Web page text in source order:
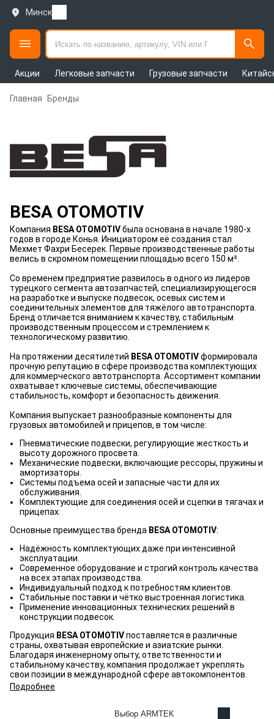
Минск
Акции Легковые запчасти Грузовые запчасти
Главная Бренды
BESA OTOMOTIV
Компания BESA OTOMOTIVбыла основана в начале 1980-х
годов в городе Конья. Инициатором её создания стал
Мехмет Фахри Бесерек. Первые производственные работы
велись в скромном помещении площадью всего 150 м².
Со временем предприятие развилось в одного из лидеров
турецкого сегмента автозапчастей, специализирующегося
на разработке и выпуске подвесок, осевых систем и
соединительных элементов для тяжёлого автотранспорта.
Бренд отличается вниманием к качеству, стабильным
производственным процессом и стремлением к
технологическому развитию.
На протяжении десятилетий BESA OTOMOTIVформировала
прочную репутацию в сфере производства комплектующих
для коммерческого автотранспорта. Ассортимент компании
охватывает ключевые системы, обеспечивающие
стабильность, комфорт и безопасность движения.
Компания выпускает разнообразные компоненты для
грузовых автомобилей и прицепов, в том числе:
Пневматические подвески, регулирующие жесткость и
высоту дорожного просвета.
Механические подвески, включающие рессоры, пружины и
амортизаторы.
Системы подъема осей и запасные части для их
обслуживания.
Комплектующие для соединения осей и сцепки в тягачах и
прицепах.
Основные преимущества бренда BESA OTOMOTIV:
Надёжность комплектующих даже при интенсивной
эксплуатации.
Современное оборудование и строгий контроль качества
на всех этапах производства.
Индивидуальный подход к потребностям клиентов.
Стабильные поставки и чётко выстроенная логистика.
Применение инновационных технических решений в
конструкции подвесок.
Продукция BESA OTOMOTIVпоставляется в различные
страны, охватывая европейские и азиатские рынки.
Благодаря инженерному опыту, ответственности и
стабильному качеству, компания продолжает укреплять
свои позиции в международной сфере автокомпонентов.
Подробнее
Выбор ARMTEK